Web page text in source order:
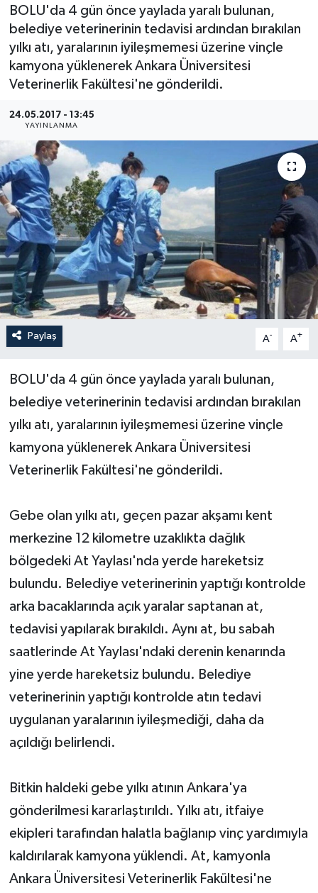
BOLU'da 4 gün önce yaylada yaralı bulunan,
belediye veterinerinin tedavisi ardından bırakılan
yılkı atı, yaralarının iyileşmemesi üzerine vinçle
kamyona yüklenerek Ankara Üniversitesi
Veterinerlik Fakültesi'ne gönderildi.
24.05.2017 - 13:45
YAYINLANMA
Paylaş A- A+
BOLU'da 4 gün önce yaylada yaralı bulunan,
belediye veterinerinin tedavisi ardından bırakılan
yılkı atı, yaralarının iyileşmemesi üzerine vinçle
kamyona yüklenerek Ankara Üniversitesi
Veterinerlik Fakültesi'ne gönderildi.
Gebe olan yılkı atı, geçen pazar akşamı kent
merkezine 12 kilometre uzaklıkta dağlık
bölgedeki At Yaylası'nda yerde hareketsiz
bulundu. Belediye veterinerinin yaptığı kontrolde
arka bacaklarında açık yaralar saptanan at,
tedavisi yapılarak bırakıldı. Aynı at, bu sabah
saatlerinde At Yaylası'ndaki derenin kenarında
yine yerde hareketsiz bulundu. Belediye
veterinerinin yaptığı kontrolde atın tedavi
uygulanan yaralarının iyileşmediği, daha da
açıldığı belirlendi.
Bitkin haldeki gebe yılkı atının Ankara'ya
gönderilmesi kararlaştırıldı. Yılkı atı, itfaiye
ekipleri tarafından halatla bağlanıp vinç yardımıyla
kaldırılarak kamyona yüklendi. At, kamyonla
Ankara Üniversitesi Veterinerlik Fakültesi'ne
Medya
Sağlık
Siyaset
Spor
Tarım
Turizm
Yaşam
Yerel Yönetimler
DÜNYA
YEREL